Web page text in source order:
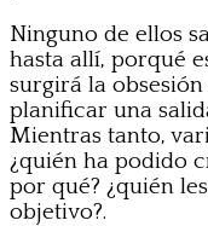
Ninguno de ellos
hasta allí, porqué
surgirá la
planificar una
Mientras tanto,
¿quién ha podido
por qué? ¿quién
objetivo?.